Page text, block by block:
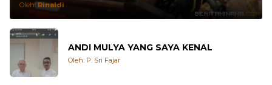
Oleh: Rinaldi
ANDI MULYA YANG SAYA KENAL
Oleh: P. Sri Fajar